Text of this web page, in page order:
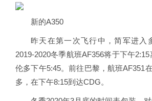
新的A350
昨天在第一次飞行中，简军进入
2019-2020冬季航班AF356将于下午
伦多下午5:45。前往巴黎，航班AF351
多，在下午8:15到达CDG。